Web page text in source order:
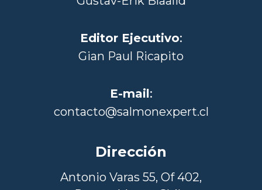
Editor Ejecutivo:
Gian Paul Ricapito
E-mail:
contacto@salmonexpert.cl
Dirección
Antonio Varas 55, Of 402,